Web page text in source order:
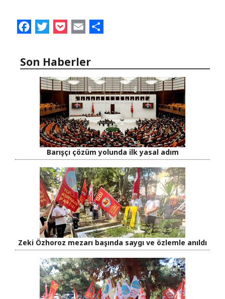
FacebookTwitterPocketEmail
Son Haberler
Barışçı çözüm yolunda ilk yasal adım
Zeki Özhoroz mezarı başında saygı ve özlemle anıldı